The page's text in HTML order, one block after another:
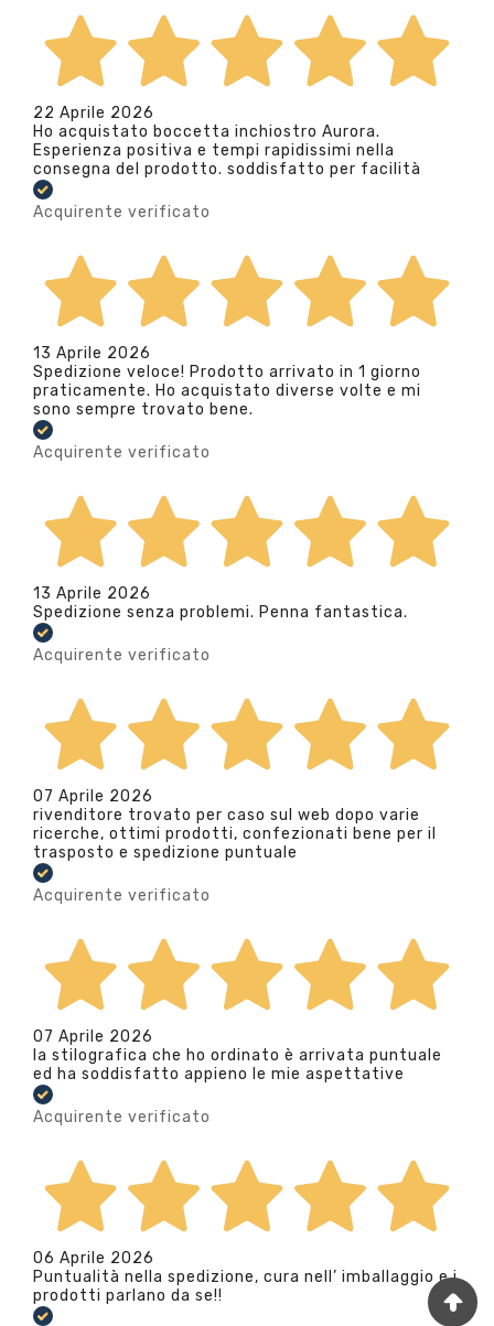
22 Aprile 2026
Ho acquistato boccetta inchiostro Aurora.
Esperienza positiva e tempi rapidissimi nella
consegna del prodotto. soddisfatto per facilità
Acquirente verificato
13 Aprile 2026
Spedizione veloce! Prodotto arrivato in 1 giorno
praticamente. Ho acquistato diverse volte e mi
sono sempre trovato bene.
Acquirente verificato
13 Aprile 2026
Spedizione senza problemi. Penna fantastica.
Acquirente verificato
07 Aprile 2026
rivenditore trovato per caso sul web dopo varie
ricerche, ottimi prodotti, confezionati bene per il
trasposto e spedizione puntuale
Acquirente verificato
07 Aprile 2026
la stilografica che ho ordinato è arrivata puntuale
ed ha soddisfatto appieno le mie aspettative
Acquirente verificato
06 Aprile 2026
Puntualità nella spedizione, cura nell’ imballaggio e i
prodotti parlano da se!!